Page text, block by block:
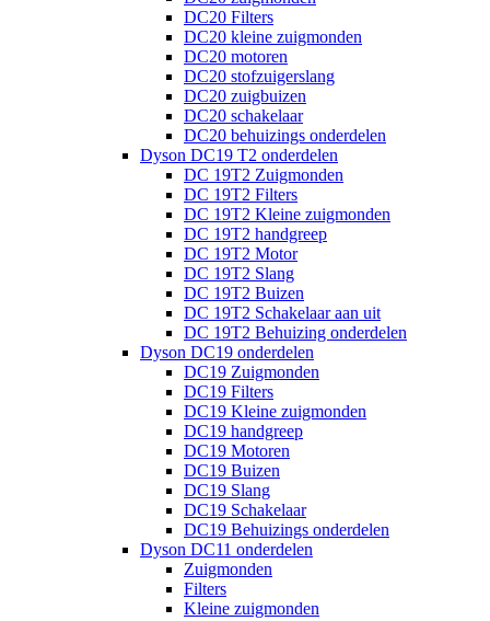
DC20 Filters
DC20 kleine zuigmonden
DC20 motoren
DC20 stofzuigerslang
DC20 zuigbuizen
DC20 schakelaar
DC20 behuizings onderdelen
Dyson DC19 T2 onderdelen
DC 19T2 Zuigmonden
DC 19T2 Filters
DC 19T2 Kleine zuigmonden
DC 19T2 handgreep
DC 19T2 Motor
DC 19T2 Slang
DC 19T2 Buizen
DC 19T2 Schakelaar aan uit
DC 19T2 Behuizing onderdelen
Dyson DC19 onderdelen
DC19 Zuigmonden
DC19 Filters
DC19 Kleine zuigmonden
DC19 handgreep
DC19 Motoren
DC19 Buizen
DC19 Slang
DC19 Schakelaar
DC19 Behuizings onderdelen
Dyson DC11 onderdelen
Zuigmonden
Filters
Kleine zuigmonden